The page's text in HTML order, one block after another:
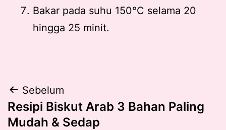
Bakar pada suhu 150°C selama 20
hingga 25 minit.
Post
navigation
Sebelum
Resipi Biskut Arab 3 Bahan Paling
Mudah & Sedap